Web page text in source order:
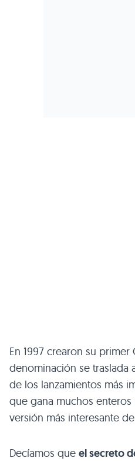
En 1997 crearon su primer
denominación se traslada
de los lanzamientos más
que gana muchos
versión más interesante
Decíamos que el secreto